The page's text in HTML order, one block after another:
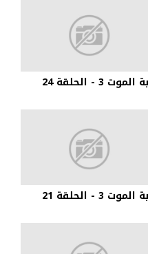
3 - الحلقة 24
3 - الحلقة 21